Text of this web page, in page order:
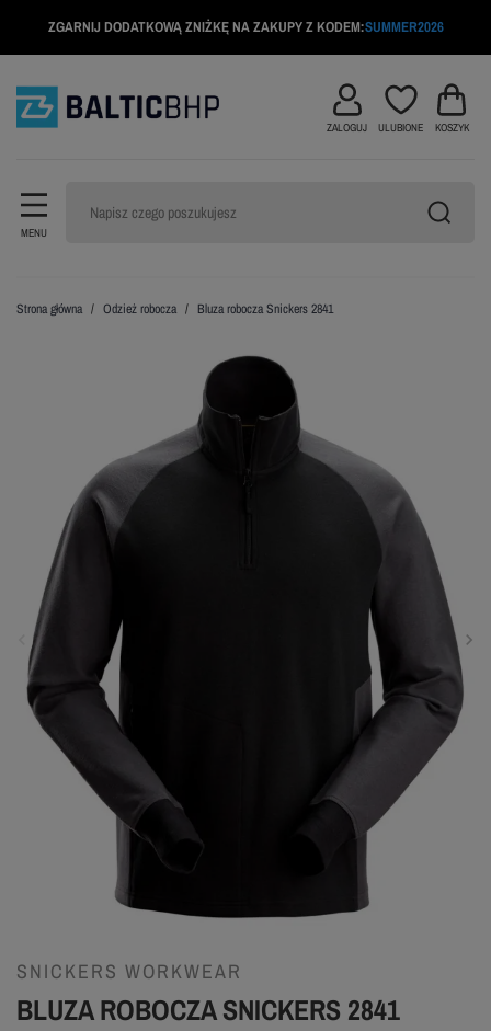
ZGARNIJ DODATKOWĄ ZNIŻKĘ NA ZAKUPY Z KODEM:SUMMER2026
MENU
ZALOGUJ ULUBIONE KOSZYK
Strona główna Odzież robocza Bluza robocza Snickers 2841
SNICKERS WORKWEAR
BLUZA ROBOCZA SNICKERS 2841